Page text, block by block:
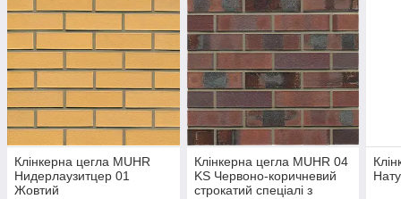
Клінкерна цегла MUHR
Нидерлаузитцер 01
Жовтий
Клінкерна цегла MUHR 04
KS Червоно-коричневий
строкатий спеціалі з